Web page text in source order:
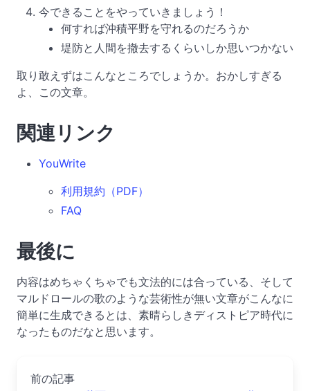
今できることをやっていきましょう！
何すれば沖積平野を守れるのだろうか
堤防と人間を撤去するくらいしか思いつかない
取り敢えずはこんなところでしょうか。おかしすぎる
よ、この文章。
関連リンク
YouWrite
利用規約（PDF）
FAQ
最後に
内容はめちゃくちゃでも文法的には合っている、そして
マルドロールの歌のような芸術性が無い文章がこんなに
簡単に生成できるとは、素晴らしきディストピア時代に
なったものだなと思います。
前の記事